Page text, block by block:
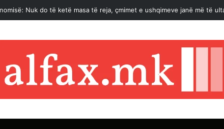
Nuk do të ketë masa të reja, çmimet e ushqimeve janë më të